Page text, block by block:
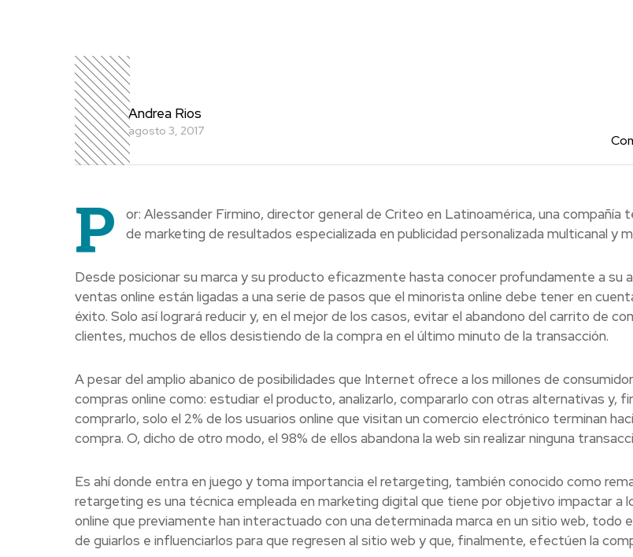
Andrea Rios
agosto 3, 2017
P
or: Alessander Firmino, director general de Criteo en Latinoamérica, una compañía
de marketing de resultados especializada en publicidad personalizada multicanal y
Desde posicionar su marca y su producto eficazmente hasta conocer profundamente a su
ventas online están ligadas a una serie de pasos que el minorista online debe tener en
éxito. Solo así logrará reducir y, en el mejor de los casos, evitar el abandono del carrito de
clientes, muchos de ellos desistiendo de la compra en el último minuto de la transacción.
A pesar del amplio abanico de posibilidades que Internet ofrece a los millones de
compras online como: estudiar el producto, analizarlo, compararlo con otras alternativas y,
comprarlo, solo el 2% de los usuarios online que visitan un comercio electrónico terminan
compra. O, dicho de otro modo, el 98% de ellos abandona la web sin realizar ninguna
Es ahí donde entra en juego y toma importancia el retargeting, también conocido como
retargeting es una técnica empleada en marketing digital que tiene por objetivo impactar a
online que previamente han interactuado con una determinada marca en un sitio web, todo
de guiarlos e influenciarlos para que regresen al sitio web y que, finalmente, efectúen la